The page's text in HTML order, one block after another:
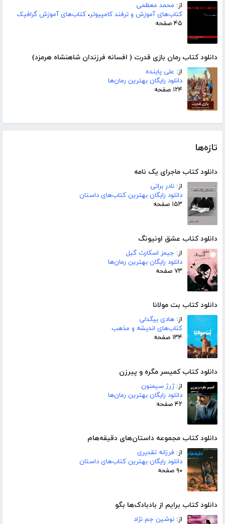
از: محمد معظمی
کتاب‌های آموزش و ترفند کامپیوتر، کتاب‌های آموزش گرافیک
۴۵ صفحه
دانلود کتاب رمان بازی قدرت ( افسانه فرزندان شاهنشاه هرمزد)
از: علی پاینده
دانلود رایگان بهترین رمان‌ها
۱۲۴ صفحه
تازه‌ها
دانلود کتاب ماجرای یک نامه
از: نادر براتی
دانلود رایگان بهترین کتاب‌های داستان
۱۵۳ صفحه
دانلود کتاب عشق اونیونگ
از: جیمز اسکارث گیل
دانلود رایگان بهترین رمان‌ها
۷۳ صفحه
دانلود کتاب بت مولانا
از: هادی بیگدلی
کتاب‌های اندیشه و مذهب
۱۳۴ صفحه
دانلود کتاب کمیسر مگره و پیرزن
از:ژرژ سیمنون
دانلود رایگان بهترین رمان‌ها
۴۲ صفحه
دانلود کتاب مجموعه داستان‌های دقیقه‌هام
از: فرزانه تقدیری
دانلود رایگان بهترین کتاب‌های داستان
۹۰ صفحه
دانلود کتاب برایم از بادبادک‌ها بگو
از: نوشین جم نژاد